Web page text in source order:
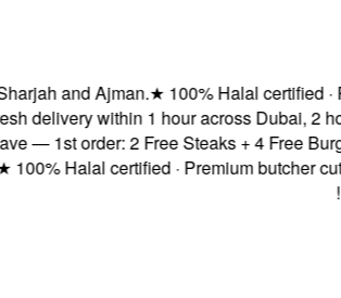
and Ajman.★100% Halal certified ·
within 1 hour across Dubai, 2
order: 2 Free Steaks + 4 Free Burgers,
Halal certified · Premium butcher cuts